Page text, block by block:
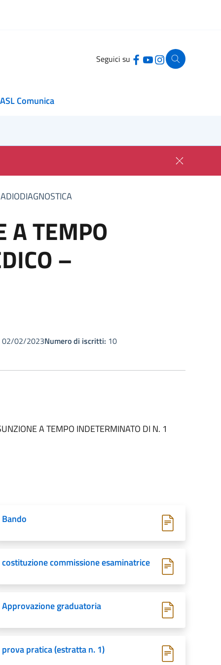
Seguici su
ASL Comunica
A TEMPO
–
02/02/2023Numero di iscritti: 10
A TEMPO INDETERMINATO DI N. 1
Bando
costituzione commissione esaminatrice
Approvazione graduatoria
prova pratica (estratta n. 1)